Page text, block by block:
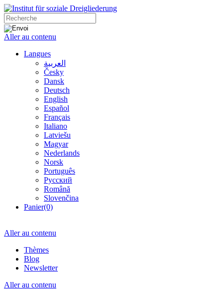
Aller au contenu
Langues
العربية
Česky
Dansk
Deutsch
English
Español
Français
Italiano
Latviešu
Magyar
Nederlands
Norsk
Português
Русский
Română
Slovenčina
Panier(0)
Aller au contenu
Thèmes
Blog
Newsletter
Aller au contenu